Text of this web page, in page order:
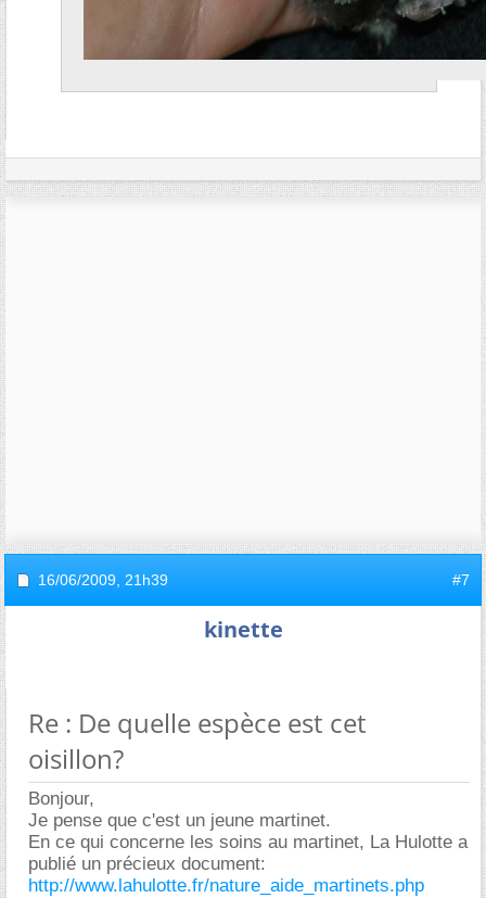
16/06/2009, 21h39 #7
kinette
Re : De quelle espèce est cet
oisillon?
Bonjour,
Je pense que c'est un jeune martinet.
En ce qui concerne les soins au martinet, La Hulotte a
publié un précieux document:
http://www.lahulotte.fr/nature_aide_martinets.php